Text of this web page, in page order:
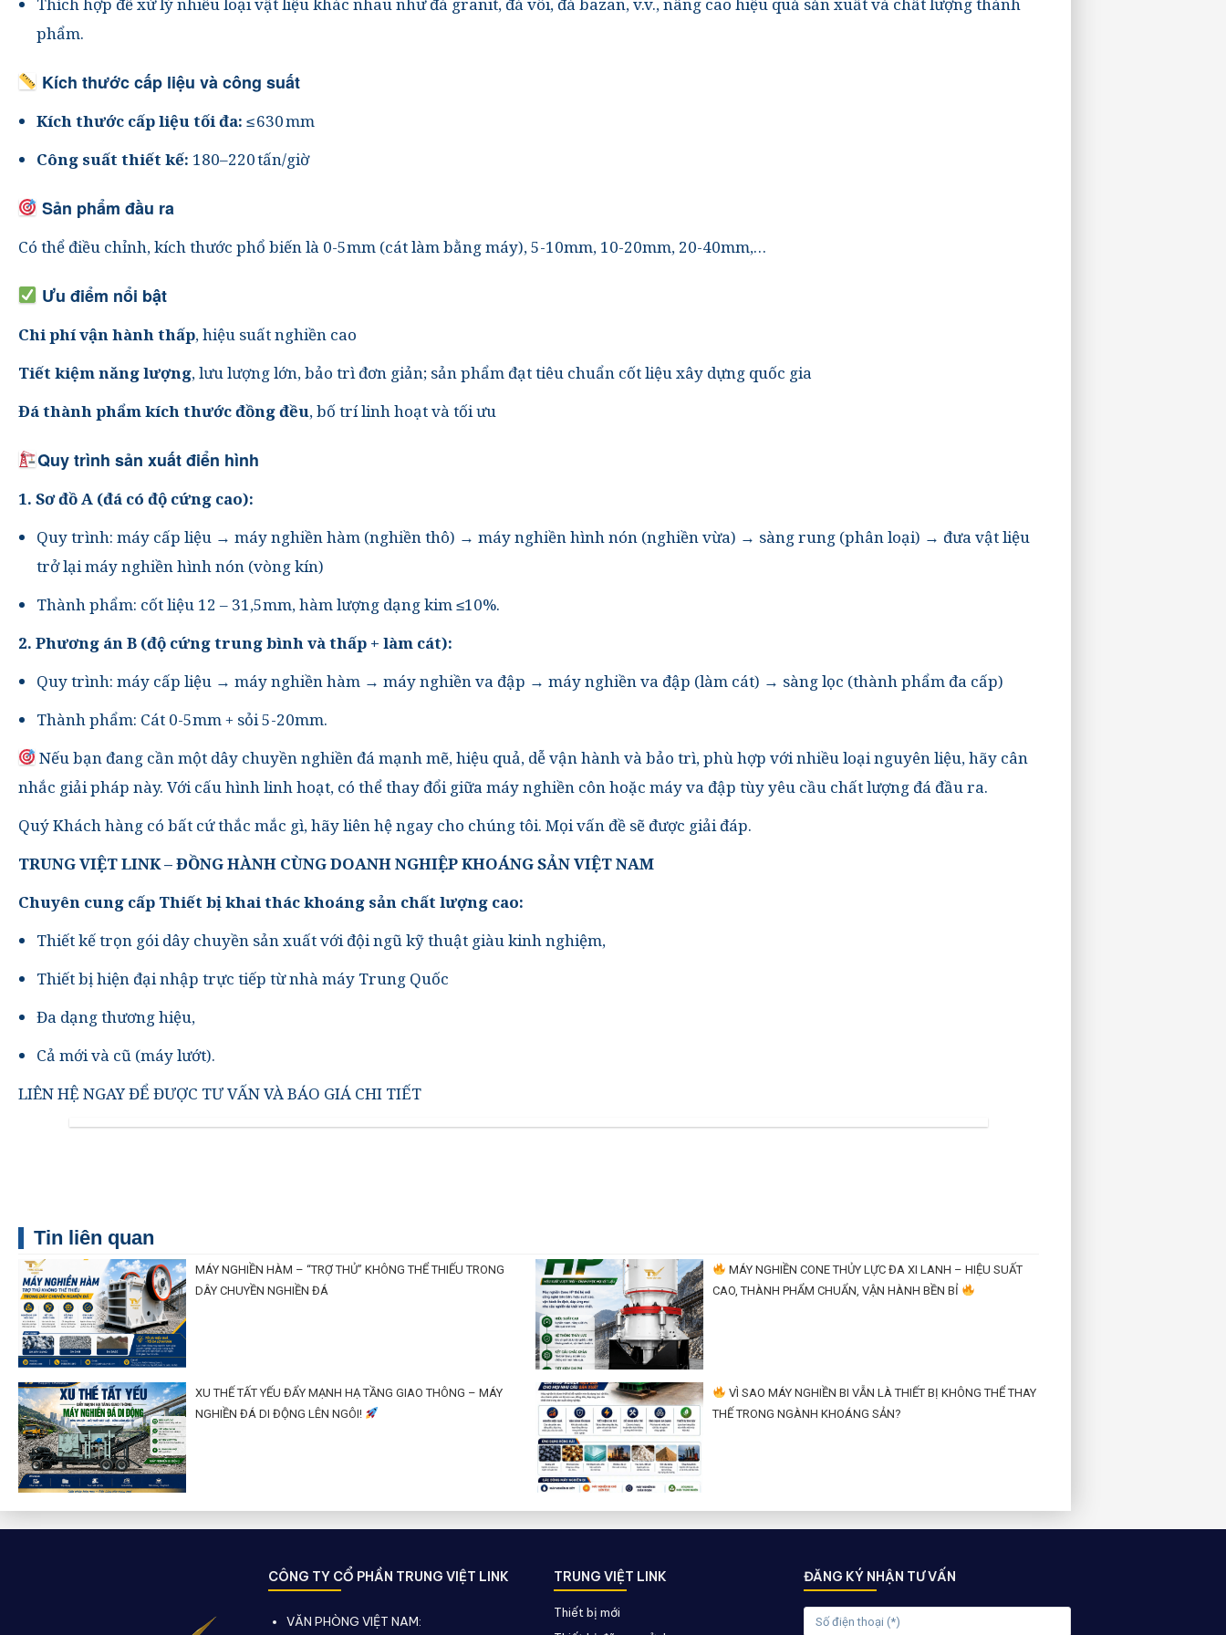
phẩm.
Kích thước cấp liệu và công suất
Kích thước cấp liệu tối đa: ≤ 630 mm
Công suất thiết kế: 180–220 tấn/giờ
Sản phẩm đầu ra
Có thể điều chỉnh, kích thước phổ biến là 0-5mm (cát làm bằng máy), 5-10mm, 10-20mm, 20-40mm,…
Ưu điểm nổi bật
Chi phí vận hành thấp, hiệu suất nghiền cao
Tiết kiệm năng lượng, lưu lượng lớn, bảo trì đơn giản; sản phẩm đạt tiêu chuẩn cốt liệu xây dựng quốc gia
Đá thành phẩm kích thước đồng đều, bố trí linh hoạt và tối ưu
Quy trình sản xuất điển hình
1. Sơ đồ A (đá có độ cứng cao):
Quy trình: máy cấp liệu → máy nghiền hàm (nghiền thô) → máy nghiền hình nón (nghiền vừa) → sàng rung (phân loại) → đưa vật liệu
trở lại máy nghiền hình nón (vòng kín)
Thành phẩm: cốt liệu 12 – 31,5mm, hàm lượng dạng kim ≤10%.
2. Phương án B (độ cứng trung bình và thấp + làm cát):
Quy trình: máy cấp liệu → máy nghiền hàm → máy nghiền va đập → máy nghiền va đập (làm cát) → sàng lọc (thành phẩm đa cấp)
Thành phẩm: Cát 0-5mm + sỏi 5-20mm.
Nếu bạn đang cần một dây chuyền nghiền đá mạnh mẽ, hiệu quả, dễ vận hành và bảo trì, phù hợp với nhiều loại nguyên liệu, hãy cân
nhắc giải pháp này. Với cấu hình linh hoạt, có thể thay đổi giữa máy nghiền côn hoặc máy va đập tùy yêu cầu chất lượng đá đầu ra.
Quý Khách hàng có bất cứ thắc mắc gì, hãy liên hệ ngay cho chúng tôi. Mọi vấn đề sẽ được giải đáp.
TRUNG VIỆT LINK – ĐỒNG HÀNH CÙNG DOANH NGHIỆP KHOÁNG SẢN VIỆT NAM
Chuyên cung cấp Thiết bị khai thác khoáng sản chất lượng cao:
Thiết kế trọn gói dây chuyền sản xuất với đội ngũ kỹ thuật giàu kinh nghiệm,
Thiết bị hiện đại nhập trực tiếp từ nhà máy Trung Quốc
Đa dạng thương hiệu,
Cả mới và cũ (máy lướt).
LIÊN HỆ NGAY ĐỂ ĐƯỢC TƯ VẤN VÀ BÁO GIÁ CHI TIẾT
Tin liên quan
MÁY NGHIỀN HÀM – “TRỢ THỦ” KHÔNG THỂ THIẾU TRONG
DÂY CHUYỀN NGHIỀN ĐÁ
MÁY NGHIỀN CONE THỦY LỰC ĐA XI LANH – HIỆU SUẤT
CAO, THÀNH PHẨM CHUẨN, VẬN HÀNH BỀN BỈ
XU THẾ TẤT YẾU ĐẨY MẠNH HẠ TẦNG GIAO THÔNG – MÁY
NGHIỀN ĐÁ DI ĐỘNG LÊN NGÔI!
VÌ SAO MÁY NGHIỀN BI VẪN LÀ THIẾT BỊ KHÔNG THỂ THAY
THẾ TRONG NGÀNH KHOÁNG SẢN?
CÔNG TY CỔ PHẦN TRUNG VIỆT LINK
VĂN PHÒNG VIỆT NAM:
TRUNG VIỆT LINK
Thiết bị mới
ĐĂNG KÝ NHẬN TƯ VẤN